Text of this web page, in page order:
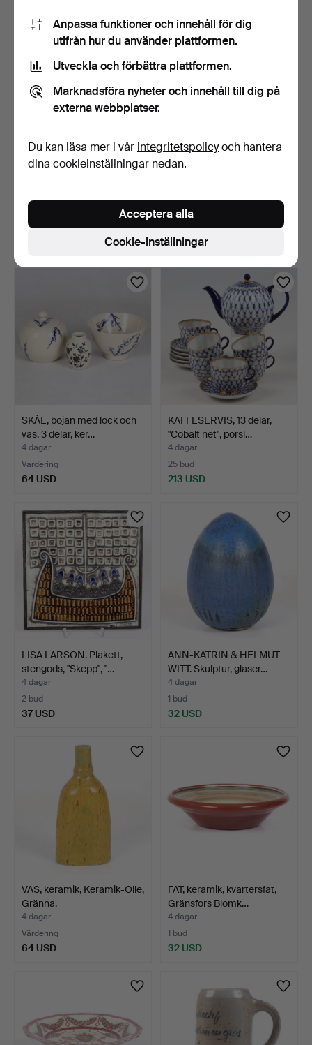
Väggrelieff, keramik…
4 bud
Vaser, 2 st, keramik, Wa…
4 dagar
1 bud
32 USD
SKÅL, bojan med lock och
vas, 3 delar, ker…
4 dagar
Värdering
64 USD
KAFFESERVIS, 13 delar,
"Cobalt net", porsl…
4 dagar
25 bud
213 USD
LISA LARSON. Plakett,
stengods, "Skepp", "…
4 dagar
2 bud
37 USD
ANN-KATRIN & HELMUT
WITT. Skulptur, glaser…
4 dagar
1 bud
32 USD
VAS, keramik, Keramik-Olle,
Gränna.
4 dagar
Värdering
64 USD
FAT, keramik, kvartersfat,
Gränsfors Blomk…
4 dagar
1 bud
32 USD
Anpassa funktioner och innehåll för dig
utifrån hur du använder plattformen.
Utveckla och förbättra plattformen.
Marknadsföra nyheter och innehåll till dig på
externa webbplatser.
Du kan läsa mer i vår integritetspolicyoch hantera
dina cookieinställningar nedan.
Cookie-inställningar
Acceptera alla